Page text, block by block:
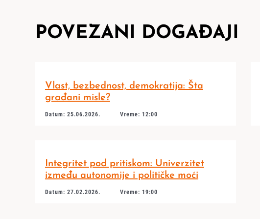
POVEZANI DOGAĐAJI
Vlast, bezbednost, demokratija: Šta
građani misle?
Datum: 25.06.2026. Vreme: 12:00
Integritet pod pritiskom: Univerzitet
između autonomije i političke moći
Datum: 27.02.2026. Vreme: 19:00